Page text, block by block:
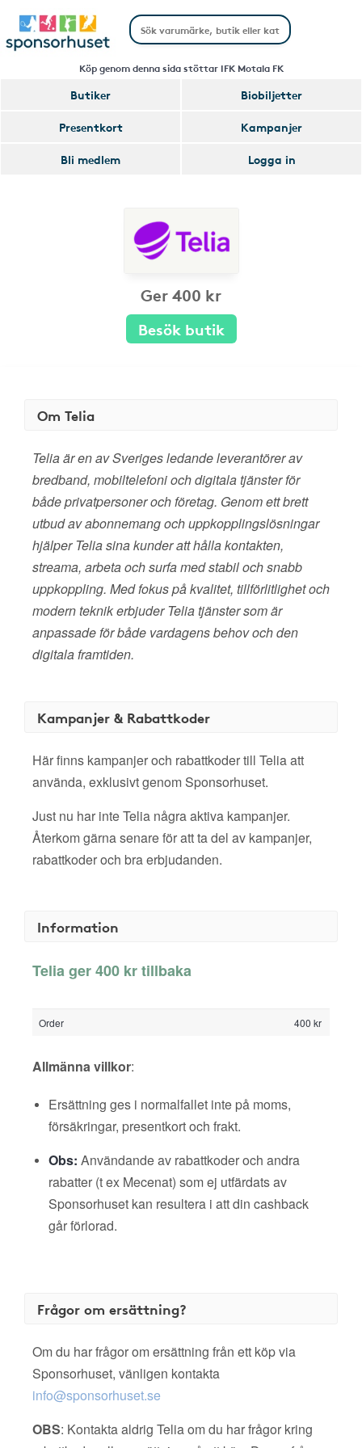
Köp genom denna sida stöttar IFK Motala FK
Butiker
Biobiljetter
Presentkort
Kampanjer
Bli medlem
Logga in
Ger 400 kr
Besök butik
Om Telia
Telia är en av Sveriges ledande leverantörer av
bredband, mobiltelefoni och digitala tjänster för
både privatpersoner och företag. Genom ett brett
utbud av abonnemang och uppkopplingslösningar
hjälper Telia sina kunder att hålla kontakten,
streama, arbeta och surfa med stabil och snabb
uppkoppling. Med fokus på kvalitet, tillförlitlighet och
modern teknik erbjuder Telia tjänster som är
anpassade för både vardagens behov och den
digitala framtiden.
Kampanjer & Rabattkoder
Här finns kampanjer och rabattkoder till Telia att
använda, exklusivt genom Sponsorhuset.
Just nu har inte Telia några aktiva kampanjer.
Återkom gärna senare för att ta del av kampanjer,
rabattkoder och bra erbjudanden.
Information
Telia ger 400 kr tillbaka
Order 400 kr
Allmänna villkor:
Ersättning ges i normalfallet inte på moms,
försäkringar, presentkort och frakt.
Obs: Användande av rabattkoder och andra
rabatter (t ex Mecenat) som ej utfärdats av
Sponsorhuset kan resultera i att din cashback
går förlorad.
Frågor om ersättning?
Om du har frågor om ersättning från ett köp via
Sponsorhuset, vänligen kontakta
info@sponsorhuset.se
OBS: Kontakta aldrig Telia om du har frågor kring